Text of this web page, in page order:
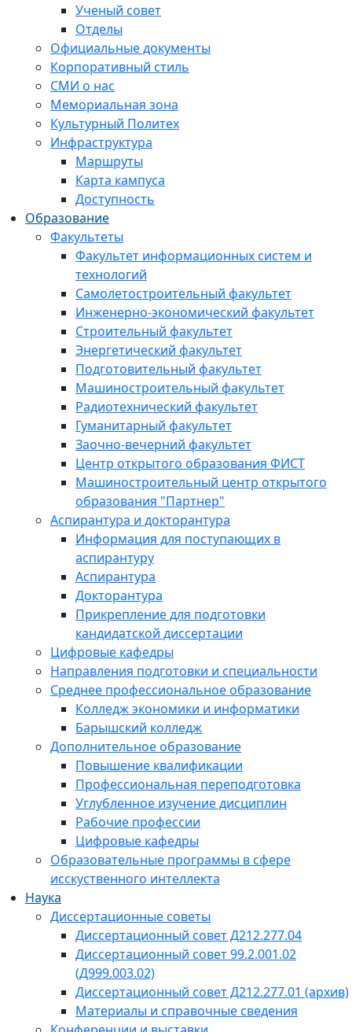
Ученый совет
Отделы
Официальные документы
Корпоративный стиль
СМИ о нас
Мемориальная зона
Культурный Политех
Инфраструктура
Маршруты
Карта кампуса
Доступность
Образование
Факультеты
Факультет информационных систем и
технологий
Самолетостроительный факультет
Инженерно-экономический факультет
Строительный факультет
Энергетический факультет
Подготовительный факультет
Машиностроительный факультет
Радиотехнический факультет
Гуманитарный факультет
Заочно-вечерний факультет
Центр открытого образования ФИСТ
Машиностроительный центр открытого
образования "Партнер"
Аспирантура и докторантура
Информация для поступающих в
аспирантуру
Аспирантура
Докторантура
Прикрепление для подготовки
кандидатской диссертации
Цифровые кафедры
Направления подготовки и специальности
Среднее профессиональное образование
Колледж экономики и информатики
Барышский колледж
Дополнительное образование
Повышение квалификации
Профессиональная переподготовка
Углубленное изучение дисциплин
Рабочие профессии
Цифровые кафедры
Образовательные программы в сфере
исскуственного интеллекта
Наука
Диссертационные советы
Диссертационный совет Д212.277.04
Диссертационный совет 99.2.001.02
(Д999.003.02)
Диссертационный совет Д212.277.01 (архив)
Материалы и справочные сведения